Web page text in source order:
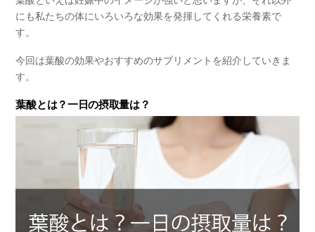
にも私たちの体にいろいろな効果を発揮してくれる栄養素で
す。
今回は葉酸の効果やおすすめのサプリメント を紹介していきま
す。
葉酸とは？一日の摂取量は？